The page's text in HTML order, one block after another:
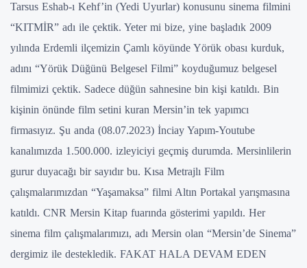
Tarsus Eshab-ı Kehf’in (Yedi Uyurlar) konusunu sinema filmini
“KITMİR” adı ile çektik. Yeter mi bize, yine başladık 2009
yılında Erdemli ilçemizin Çamlı köyünde Yörük obası kurduk,
adını “Yörük Düğünü Belgesel Filmi” koyduğumuz belgesel
filmimizi çektik. Sadece düğün sahnesine bin kişi katıldı. Bin
kişinin önünde film setini kuran Mersin’in tek yapımcı
firmasıyız. Şu anda (08.07.2023) İnciay Yapım-Youtube
kanalımızda 1.500.000. izleyiciyi geçmiş durumda. Mersinlilerin
gurur duyacağı bir sayıdır bu. Kısa Metrajlı Film
çalışmalarımızdan “Yaşamaksa” filmi Altın Portakal yarışmasına
katıldı. CNR Mersin Kitap fuarında gösterimi yapıldı. Her
sinema film çalışmalarımızı, adı Mersin olan “Mersin’de Sinema”
dergimiz ile destekledik. FAKAT HALA DEVAM EDEN